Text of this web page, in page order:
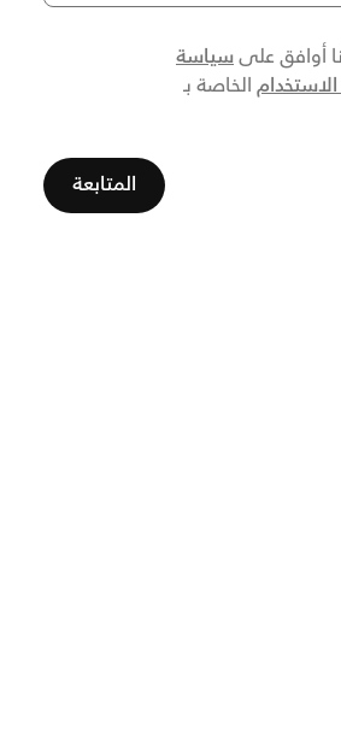
أوافق علىسياسة
الخاصة بـ
المتابعة